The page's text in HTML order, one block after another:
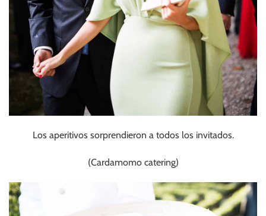
Los aperitivos sorprendieron a todos los invitados.
(Cardamomo catering)